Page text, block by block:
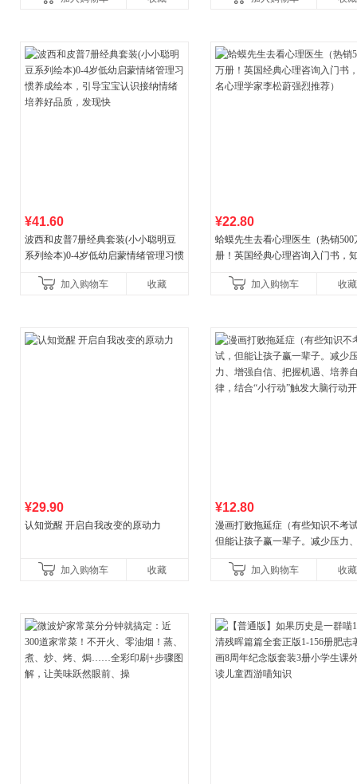
¥41.60
波西和皮普7册经典套装(小小聪明豆
系列绘本)0-4岁低幼启蒙情绪管理习惯
养好品质，发现快
加入购物车 收藏
¥22.80
蛤蟆先生去看心理医生（热销500
册！英国经典心理咨询入门书，
加入购物车
收藏
¥29.90
认知觉醒 开启自我改变的原动力
加入购物车 收藏
¥12.80
漫画打败拖延症（有些知识不考
但能让孩子赢一辈子。减少压力
合“小行动”触发大脑行动开
加入购物车 收藏